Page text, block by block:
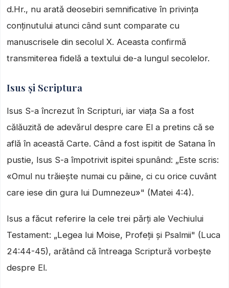
d.Hr., nu arată deosebiri semnificative în privința
conținutului atunci când sunt comparate cu
manuscrisele din secolul X. Aceasta confirmă
transmiterea fidelă a textului de-a lungul secolelor.
Isus și Scriptura
Isus S-a încrezut în Scripturi, iar viața Sa a fost
călăuzită de adevărul despre care El a pretins că se
află în această Carte. Când a fost ispitit de Satana în
pustie, Isus S-a împotrivit ispitei spunând: „Este scris:
«Omul nu trăiește numai cu pâine, ci cu orice cuvânt
care iese din gura lui Dumnezeu»" (Matei 4:4).
Isus a făcut referire la cele trei părți ale Vechiului
Testament: „Legea lui Moise, Profeții și Psalmii" (Luca
24:44-45), arătând că întreaga Scriptură vorbește
despre El.